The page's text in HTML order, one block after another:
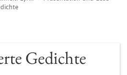
Ge­dich­te